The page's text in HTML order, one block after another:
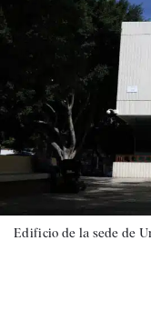
Edificio de la sede de